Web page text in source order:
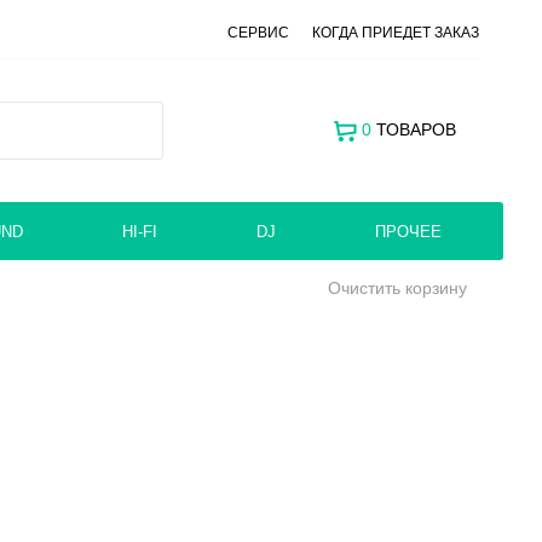
СЕРВИС КОГДА ПРИЕДЕТ ЗАКАЗ
0 ТОВАРОВ
HI-FI DJ ПРОЧЕЕ
Очистить корзину